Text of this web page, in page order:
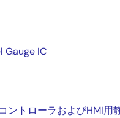
Gauge IC
ントローラおよびHMI用